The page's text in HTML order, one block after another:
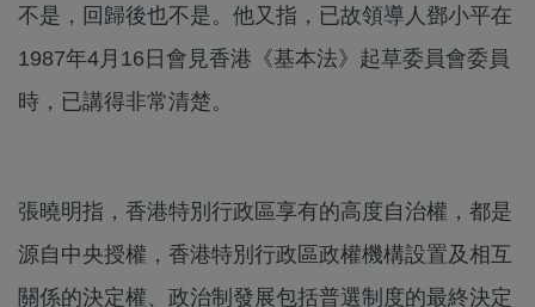
不是，回歸後也不是。他又指，已故領導人鄧小平在
1987年4月16日會見香港《基本法》起草委員會委員
時，已講得非常清楚。
張曉明指，香港特別行政區享有的高度自治權，都是
源自中央授權，香港特別行政區政權機構設置及相互
關係的決定權、政治制發展包括普選制度的最終決定